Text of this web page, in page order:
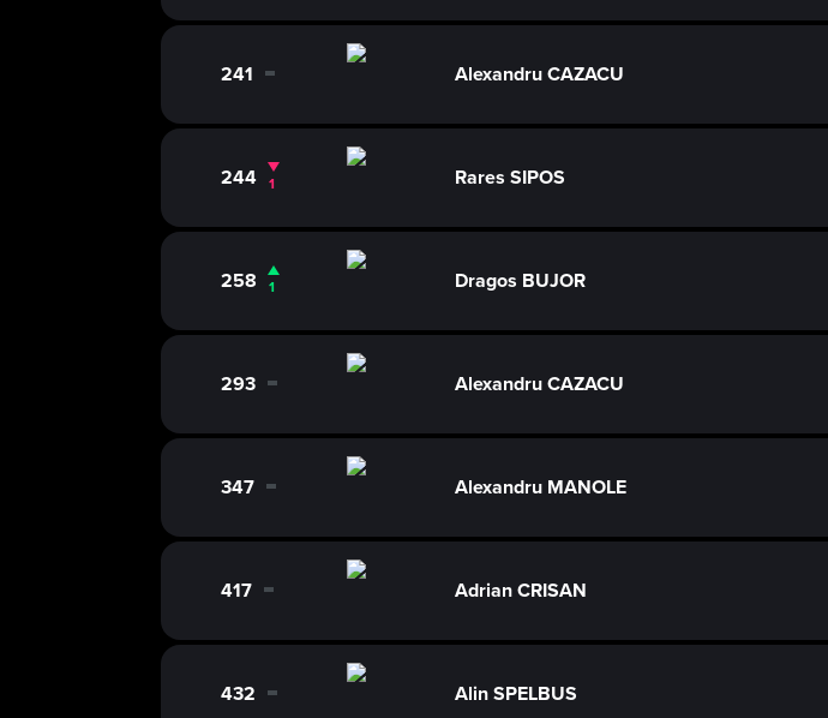
241 0 Alexandru CAZACU
244 1 Rares SIPOS
258 1 Dragos BUJOR
293 0 Alexandru CAZACU
347 0 Alexandru MANOLE
417 0 Adrian CRISAN
432 0 Alin SPELBUS